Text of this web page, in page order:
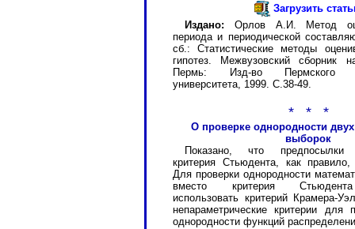
Загрузить
Издано: Орлов А.И. Метод
периода и периодической
сб.: Статистические методы
гипотез. Межвузовский сборник
Пермь: Изд-во Пермского
университета, 1999. С.38-49.
* * *
О проверке однородности
выборок
Показано, что предпосылки
критерия Стьюдента, как
Для проверки однородности
вместо критерия Стьюдента
использовать критерий Крамера-
непараметрические критерии для
однородности функций